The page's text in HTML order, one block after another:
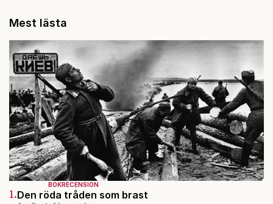
Mest lästa
BOKRECENSION
1.Den röda tråden som brast